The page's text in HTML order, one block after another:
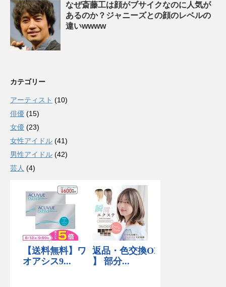
なぜ斎藤工は顔がブサイクなのに人気が
あるのか？ジャニーズとの顔のレベルの
違いwwww
カテゴリー
アーティスト (10)
俳優 (15)
女優 (23)
女性アイドル (41)
男性アイドル (42)
芸人 (4)